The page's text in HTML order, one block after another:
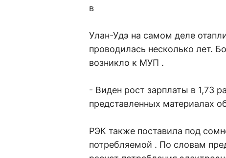
в
Улан-Удэ на самом деле
проводилась несколько лет.
возникло к МУП .
- Виден рост зарплаты в 1,73
представленных материалах
РЭК также поставила под
потребляемой . По словам